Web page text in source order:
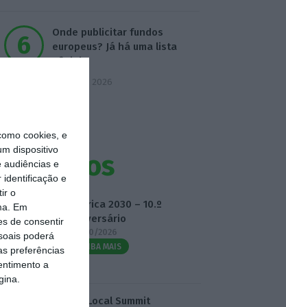
cookies, e
dispositivo
audiências e
identificação e
o
Em
de consentir
poderá
preferências
a
Onde publicitar fundos
europeus? Já há uma lista
oficial
7 Agosto 2026
Eventos
Fábrica 2030 – 10.º
Aniversário
14/10/2026
SAIBA MAIS
3.º Local Summit